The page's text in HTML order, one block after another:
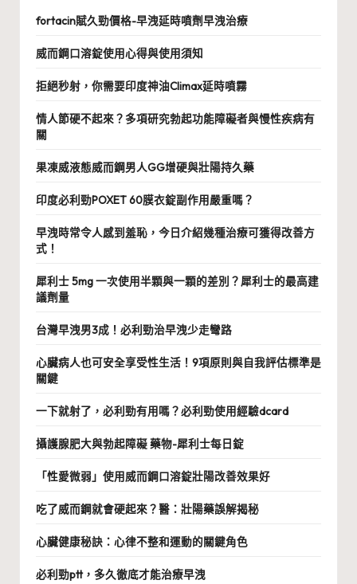
fortacin賦久勁價格-早洩延時噴劑早洩治療
威而鋼口溶錠使用心得與使用須知
拒絕秒射，你需要印度神油Climax延時噴霧
情人節硬不起來？多項研究勃起功能障礙者與慢性疾病有
關
果凍威液態威而鋼男人GG增硬與壯陽持久藥
印度必利勁POXET 60膜衣錠副作用嚴重嗎？
早洩時常令人感到羞恥，今日介紹幾種治療可獲得改善方
式！
犀利士 5mg 一次使用半顆與一顆的差別？犀利士的最高建
議劑量
台灣早洩男3成！必利勁治早洩少走彎路
心臟病人也可安全享受性生活！9項原則與自我評估標準是
關鍵
一下就射了，必利勁有用嗎？必利勁使用經驗dcard
攝護腺肥大與勃起障礙 藥物-犀利士每日錠
「性愛微弱」使用威而鋼口溶錠壯陽改善效果好
吃了威而鋼就會硬起來？醫：壯陽藥誤解揭秘
心臟健康秘訣：心律不整和運動的關鍵角色
必利勁ptt，多久徹底才能治療早洩